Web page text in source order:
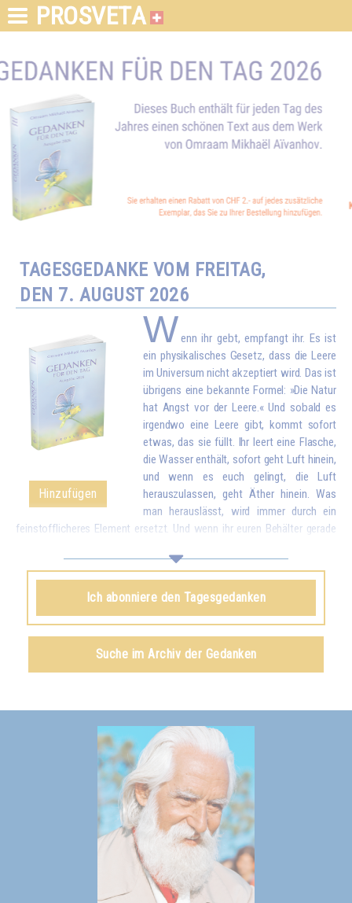
PROSVETA
TAGESGEDANKE VOM FREITAG,
DEN 7. AUGUST 2026
Hinzufügen
Wenn ihr gebt, empfangt ihr. Es ist
ein physikalisches Gesetz, dass die Leere
im Universum nicht akzeptiert wird. Das ist
übrigens eine bekannte Formel: »Die Natur
hat Angst vor der Leere.« Und sobald es
irgendwo eine Leere gibt, kommt sofort
etwas, das sie füllt. Ihr leert eine Flasche,
die Wasser enthält, sofort geht Luft hinein,
und wenn es euch gelingt, die Luft
herauszulassen, geht Äther hinein. Was
man herauslässt, wird immer durch ein
feinstofflicheres Element ersetzt. Und wenn ihr euren Behälter gerade
Geschöpfen gegeben habt, kommt sofort etwas von oben, um euch zu
füllen.*
Omraam Mikhaël Aïvanhov
Siehe das BuchGeistiges und künstlerisches Schaffen,
Ich abonniere den Tagesgedanken
Suche im Archiv der Gedanken